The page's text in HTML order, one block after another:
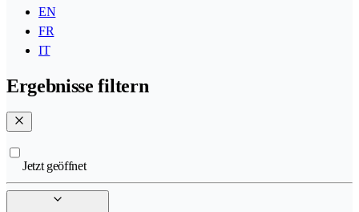
EN
FR
IT
Ergebnisse filtern
Jetzt geöffnet